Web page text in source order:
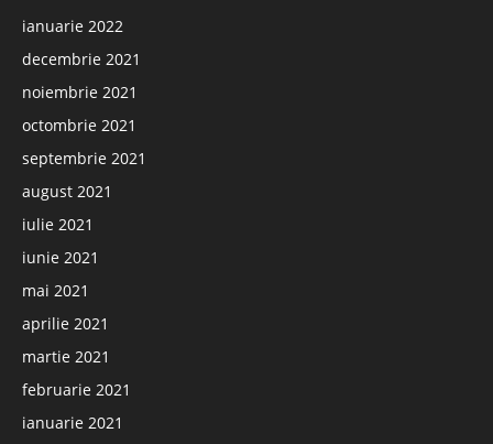
ianuarie 2022
decembrie 2021
noiembrie 2021
octombrie 2021
septembrie 2021
august 2021
iulie 2021
iunie 2021
mai 2021
aprilie 2021
martie 2021
februarie 2021
ianuarie 2021